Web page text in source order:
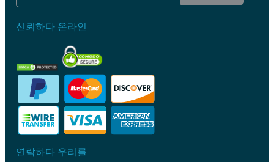
신뢰하다 온라인
연락하다 우리를